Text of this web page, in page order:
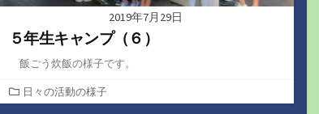
2019年7月29日
５年生キャンプ（６）
飯ごう炊飯の様子です。
カ
テ
日々の活動の様子